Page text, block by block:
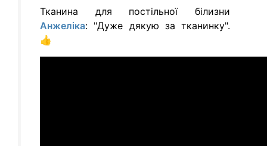
Тканина для постільної білизни
Анжеліка: "Дуже дякую за тканинку".
👍